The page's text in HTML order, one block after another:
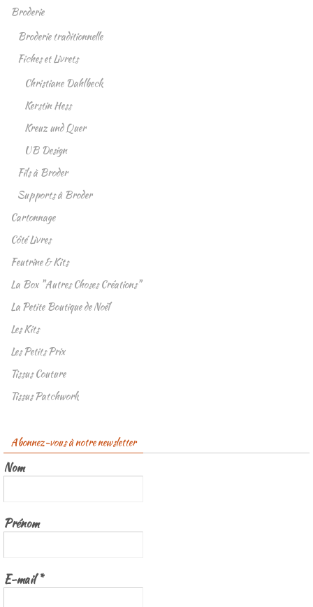
Broderie
Broderie traditionnelle
Fiches et Livrets
Christiane Dahlbeck
Kerstin Hess
Kreuz und Quer
UB Design
Fils à Broder
Supports à Broder
Cartonnage
Côté Livres
Feutrine & Kits
La Box "Autres Choses Créations"
La Petite Boutique de Noël
Les Kits
Les Petits Prix
Tissus Couture
Tissus Patchwork
Abonnez-vous à notre newsletter
Nom
Prénom
E-mail*